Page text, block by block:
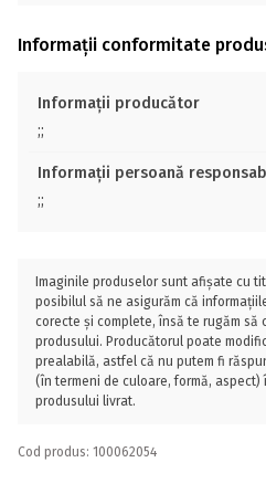
Informații conformitate
Informații producător
;;
Informații persoană
;;
Imaginile produselor sunt afișate cu
posibilul să ne asigurăm că
corecte și complete, însă te rugăm
produsului. Producătorul poate
prealabilă, astfel că nu putem fi
(în termeni de culoare, formă,
produsului livrat.
Cod produs: 100062054